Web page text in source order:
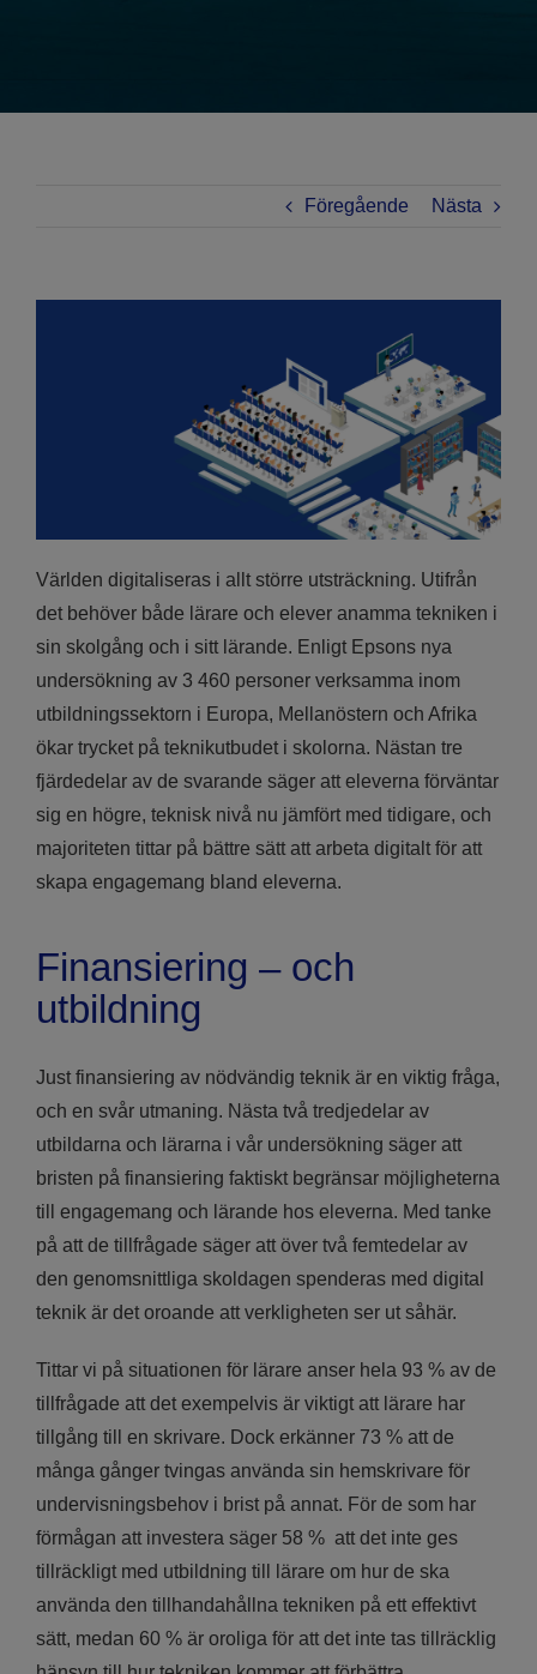
Föregående Nästa
Världen digitaliseras i allt större utsträckning. Utifrån
det behöver både lärare och elever anamma tekniken i
sin skolgång och i sitt lärande. Enligt Epsons nya
undersökning av 3 460 personer verksamma inom
utbildningssektorn i Europa, Mellanöstern och Afrika
ökar trycket på teknikutbudet i skolorna. Nästan tre
fjärdedelar av de svarande säger att eleverna förväntar
sig en högre, teknisk nivå nu jämfört med tidigare, och
majoriteten tittar på bättre sätt att arbeta digitalt för att
skapa engagemang bland eleverna.
Finansiering – och
utbildning
Just finansiering av nödvändig teknik är en viktig fråga,
och en svår utmaning. Nästa två tredjedelar av
utbildarna och lärarna i vår undersökning säger att
bristen på finansiering faktiskt begränsar möjligheterna
till engagemang och lärande hos eleverna. Med tanke
på att de tillfrågade säger att över två femtedelar av
den genomsnittliga skoldagen spenderas med digital
teknik är det oroande att verkligheten ser ut såhär.
Tittar vi på situationen för lärare anser hela 93 % av de
tillfrågade att det exempelvis är viktigt att lärare har
tillgång till en skrivare. Dock erkänner 73 % att de
många gånger tvingas använda sin hemskrivare för
undervisningsbehov i brist på annat. För de som har
förmågan att investera säger 58 % att det inte ges
tillräckligt med utbildning till lärare om hur de ska
använda den tillhandahållna tekniken på ett effektivt
sätt, medan 60 % är oroliga för att det inte tas tillräcklig